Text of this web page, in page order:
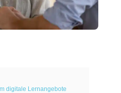
digitale Lernangebote